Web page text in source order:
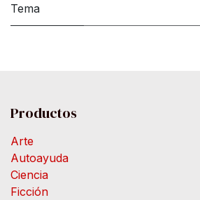
Tema
Productos
Arte
Autoayuda
Ciencia
Ficción